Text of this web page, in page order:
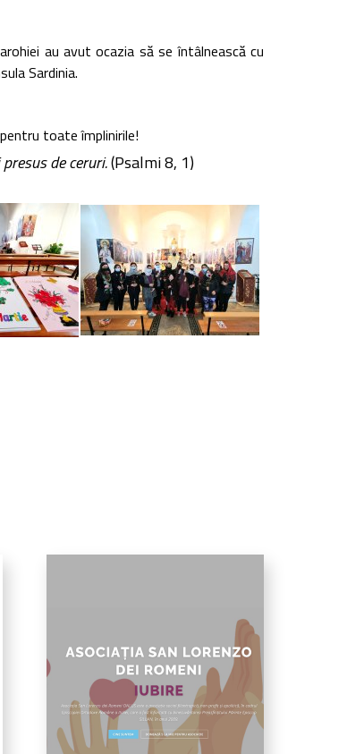
au avut ocazia să se întâlnească cu
Sardinia.
toate împlinirile!
de ceruri.(Psalmi 8, 1)